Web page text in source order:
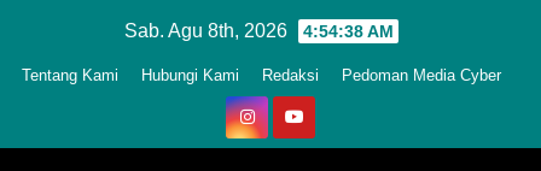
Sab. Agu 8th, 2026 4:54:41 AM
Tentang Kami Hubungi Kami Redaksi Pedoman Media Cyber